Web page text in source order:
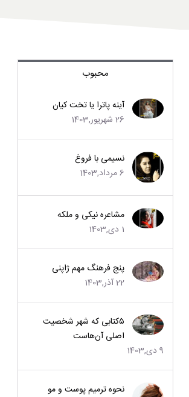
محبوب
آینه پاترا یا تخت کیان
26 شهریور,1403
نسیمی با فروغ
6 مرداد,1403
مشاعره نیکی و ملکه
1 دی,1403
پنج فرهنگ مهم ژاپنی
22 آذر,1403
۵کتابی که شهر شخصیت
اصلی آن‌هاست
9 دی,1403
نحوه ترمیم پوست و مو